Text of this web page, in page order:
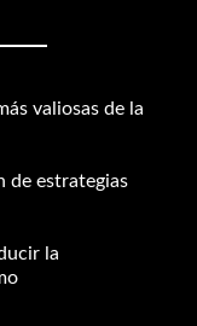
valiosas de la
de estrategias
la